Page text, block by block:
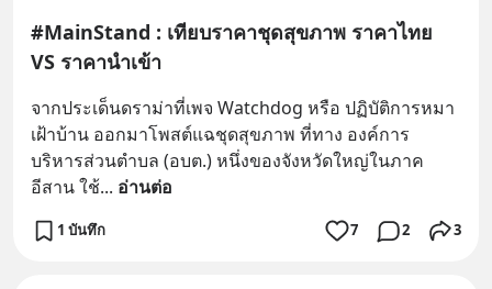
#MainStand : เทียบราคาชุดสุขภาพ ราคาไทย
VS ราคานำเข้า
จากประเด็นดราม่าที่เพจ Watchdog หรือ ปฏิบัติการหมา
เฝ้าบ้าน ออกมาโพสต์แฉชุดสุขภาพ ที่ทาง องค์การ
บริหารส่วนตำบล (อบต.) หนึ่งของจังหวัดใหญ่ในภาค
อีสาน ใช้... อ่านต่อ
1 บันทึก 7 2 3